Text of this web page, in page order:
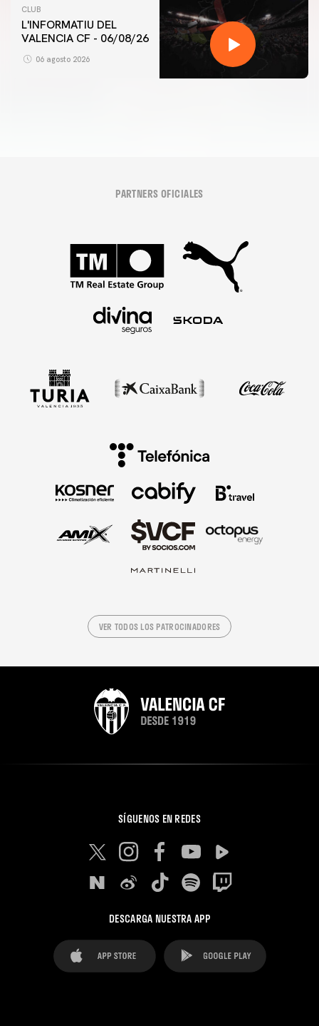
CLUB
L'INFORMATIU DEL
VALENCIA CF - 06/08/26
06 agosto 2026
PRIMER EQUIPO
ENTRENAMIENTO DEL VALENCIA CF 6/8/2026
PARTNERS OFICIALES
VER TODOS LOS PATROCINADORES
SÍGUENOS EN REDES
DESCARGA NUESTRA APP